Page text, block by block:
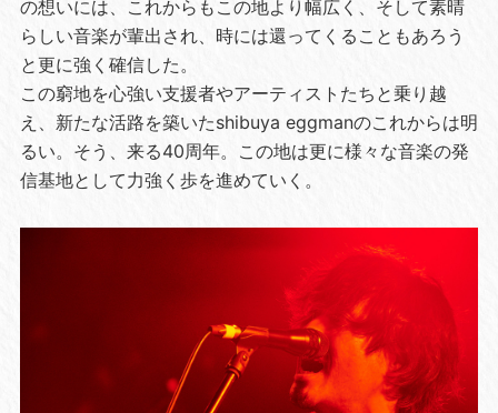
の想いには、これからもこの地より幅広く、そして素晴
らしい音楽が輩出され、時には還ってくることもあろう
と更に強く確信した。
この窮地を心強い支援者やアーティストたちと乗り越
え、新たな活路を築いたshibuya eggmanのこれからは明
るい。そう、来る40周年。この地は更に様々な音楽の発
信基地として力強く歩を進めていく。